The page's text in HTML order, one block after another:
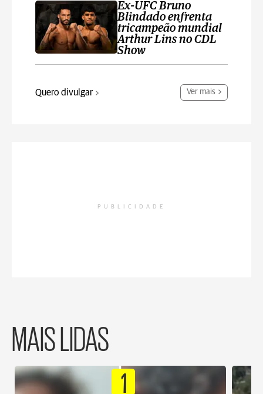
Ex-UFC Bruno
Blindado enfrenta
tricampeão mundial
Arthur Lins no CDL
Show
Quero divulgar Ver mais
PUBLICIDADE
MAIS LIDAS
1